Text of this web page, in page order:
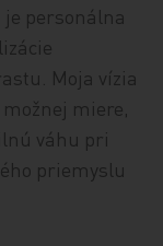
je personálna
Moja vízia
miere,
váhu pri
priemyslu